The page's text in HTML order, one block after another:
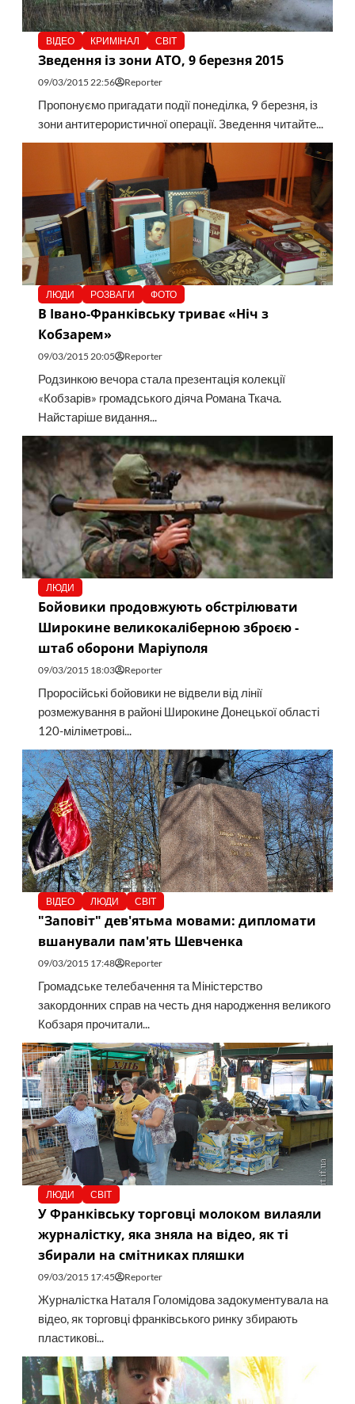
ВІДЕО КРИМІНАЛ СВІТ
Зведення із зони АТО, 9 березня 2015
09/03/2015 22:56 Reporter
Пропонуємо пригадати події понеділка, 9 березня, із
зони антитерористичної операції. Зведення читайте...
ЛЮДИ РОЗВАГИ ФОТО
В Івано-Франківську триває «Ніч з
Кобзарем»
09/03/2015 20:05 Reporter
Родзинкою вечора стала презентація колекції
«Кобзарів» громадського діяча Романа Ткача.
Найстаріше видання...
ЛЮДИ
Бойовики продовжують обстрілювати
Широкине великокаліберною зброєю -
штаб оборони Маріуполя
09/03/2015 18:03 Reporter
Проросійські бойовики не відвели від лінії
розмежування в районі Широкине Донецької області
120-міліметрові...
ВІДЕО ЛЮДИ СВІТ
"Заповіт" дев'ятьма мовами: дипломати
вшанували пам'ять Шевченка
09/03/2015 17:48 Reporter
Громадське телебачення та Міністерство
закордонних справ на честь дня народження великого
Кобзаря прочитали...
ЛЮДИ СВІТ
У Франківську торговці молоком вилаяли
журналістку, яка зняла на відео, як ті
збирали на смітниках пляшки
09/03/2015 17:45 Reporter
Журналістка Наталя Голомідова задокументувала на
відео, як торговці франківського ринку збирають
пластикові...